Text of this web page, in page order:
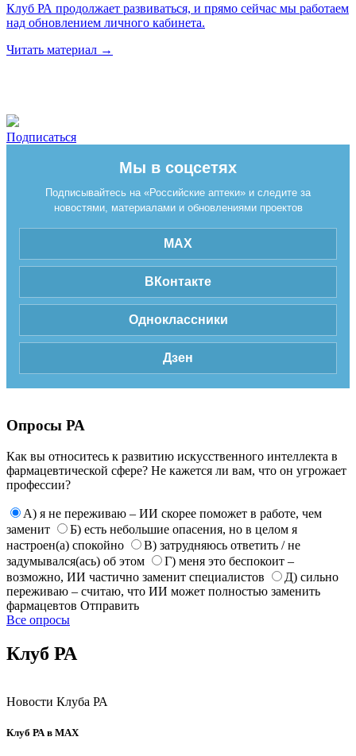
Клуб РА продолжает развиваться, и прямо сейчас мы работаем
над обновлением личного кабинета.
Читать материал →
Подписаться
Мы в соцсетях
Подписывайтесь на «Российские аптеки» и следите за
новостями, материалами и обновлениями проектов
MAX
ВКонтакте
Одноклассники
Дзен
Опросы РА
Как вы относитесь к развитию искусственного интеллекта в
фармацевтической сфере? Не кажется ли вам, что он угрожает
профессии?
А) я не переживаю – ИИ скорее поможет в работе, чем
заменит
Б) есть небольшие опасения, но в целом я
настроен(а) спокойно
В) затрудняюсь ответить / не
задумывался(ась) об этом
Г) меня это беспокоит –
возможно, ИИ частично заменит специалистов
Д) сильно
переживаю – считаю, что ИИ может полностью заменить
фармацевтов Отправить
Все опросы
Клуб РА
Новости Клуба РА
Клуб РА в MAX